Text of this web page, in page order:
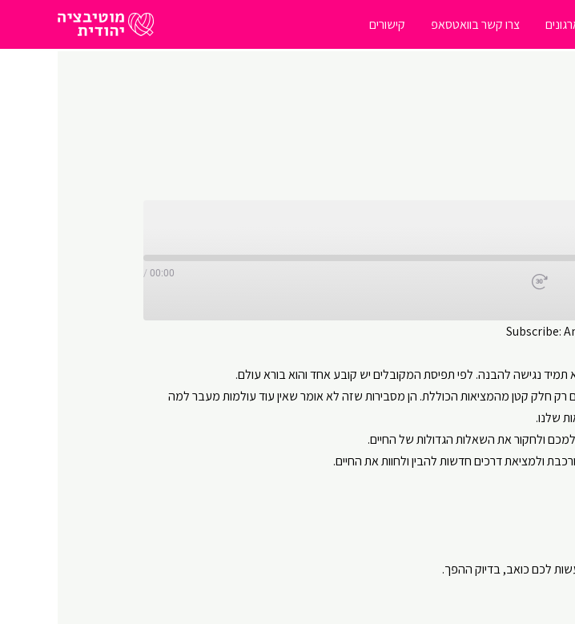
צרו קשר בוואטסאפ קישורים
00:00
/
YouTube
Subscribe:
נגישה להבנה. לפי תפיסת המקובלים יש קובע אחד והוא בורא עולם.
רק חלק קטן מהמציאות הכוללת. הן מסבירות שזה לא אומר שאין עוד עולמות מעבר למה
שלנו.
ולחקור את השאלות הגדולות של החיים.
ולמציאת דרכים חדשות להבין ולחוות את החיים.
לכם כואב, בדיוק ההפך.